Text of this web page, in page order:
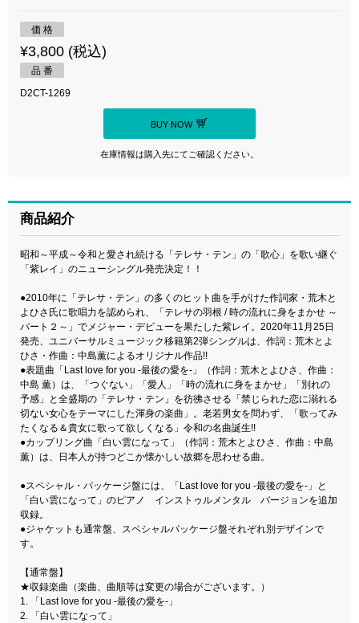
価 格
¥3,800 (税込)
品 番
D2CT-1269
BUY NOW
在庫情報は購入先にてご確認ください。
商品紹介
昭和～平成～令和と愛され続ける「テレサ・テン」の「歌心」を歌い継ぐ
「紫レイ」のニューシングル発売決定！！
●2010年に「テレサ・テン」の多くのヒット曲を手がけた作詞家・荒木と
よひさ氏に歌唱力を認められ、「テレサの羽根 / 時の流れに身をまかせ ～
パート２～」でメジャー・デビューを果たした紫レイ。2020年11月25日
発売、ユニバーサルミュージック移籍第2弾シングルは、作詞：荒木とよ
ひさ・作曲：中島薫によるオリジナル作品!!
●表題曲「Last love for you -最後の愛を-」（作詞：荒木とよひさ、作曲：
中島 薫）は、「つぐない」「愛人」「時の流れに身をまかせ」「別れの
予感」と全盛期の「テレサ・テン」を彷彿させる「禁じられた恋に溺れる
切ない女心をテーマにした渾身の楽曲」。老若男女を問わず、「歌ってみ
たくなる＆貴女に歌って欲しくなる」令和の名曲誕生!!
●カップリング曲「白い雲になって」（作詞：荒木とよひさ、作曲：中島
薫）は、日本人が持つどこか懐かしい故郷を思わせる曲。
●スペシャル・パッケージ盤には、「Last love for you -最後の愛を-」と
「白い雲になって」のピアノ インストゥルメンタル バージョンを追加
収録。
●ジャケットも通常盤、スペシャルパッケージ盤それぞれ別デザインで
す。
【通常盤】
★収録楽曲（楽曲、曲順等は変更の場合がございます。）
1. 「Last love for you -最後の愛を-」
2. 「白い雲になって」